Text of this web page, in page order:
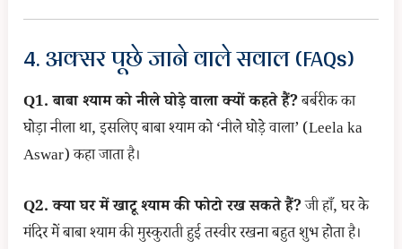
4. अक्सर पूछे जाने वाले सवाल (FAQs)
Q1. बाबा श्याम को नीले घोड़े वाला क्यों कहते हैं?बर्बरीक का
घोड़ा नीला था, इसलिए बाबा श्याम को ‘नीले घोड़े वाला’ (Leela ka
Aswar) कहा जाता है।
Q2. क्या घर में खाटू श्याम की फोटो रख सकते हैं?जी हाँ, घर के
मंदिर में बाबा श्याम की मुस्कुराती हुई तस्वीर रखना बहुत शुभ होता है।